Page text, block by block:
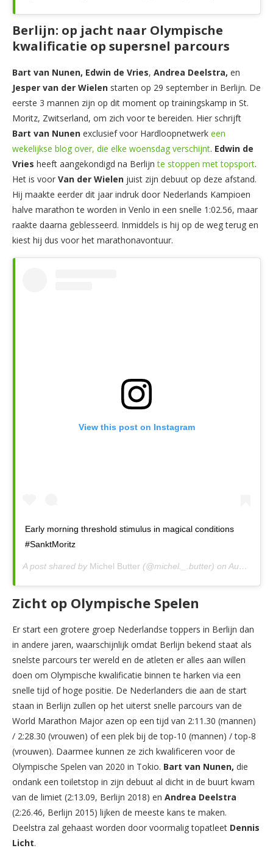
Berlijn: op jacht naar Olympische
kwalificatie op supersnel parcours
Bart van Nunen, Edwin de Vries, Andrea Deelstra, en
Jesper van der Wielen starten op 29 september in Berlijn. De
eerste 3 mannen zijn op dit moment op trainingskamp in St.
Moritz, Zwitserland, om zich voor te bereiden. Hier schrijft
Bart van Nunen exclusief voor Hardloopnetwerk een
wekelijkse blog over, die elke woensdag verschijnt. Edwin de
Vries heeft aangekondigd na Berlijnte stoppen met topsport.
Het is voor Van der Wielen juist zijn debuut op deze afstand.
Hij maakte eerder dit jaar indruk door Nederlands Kampioen
halve marathon te worden in Venlo in een snelle 1:02.56, maar
raakte daarna geblesseerd. Inmiddels is hij op de weg terug en
kiest hij dus voor het marathonavontuur.
View this post on Instagram
Early morning threshold stimulus in magical conditions
#SanktMoritz
A post shared by Michel Butter (@michel._.butter) on Aug 2, 2019 at 12:30pm PDT
Zicht op Olympische Spelen
Er start een grotere groep Nederlandse toppers in Berlijn dan
in andere jaren, waarschijnlijk omdat Berlijn bekend staat als
snelste parcours ter wereld en de atleten er alles aan willen
doen om Olympische kwalificatie binnen te harken via een
snelle tijd of hoge positie. De Nederlanders die aan de start
staan in Berlijn zullen op het uiterst snelle parcours van de
World Marathon Major azen op een tijd van 2:11.30 (mannen)
/ 2:28.30 (vrouwen) of een plek bij de top-10 (mannen) / top-8
(vrouwen). Daarmee kunnen ze zich kwalificeren voor de
Olympische Spelen van 2020 in Tokio. Bart van Nunen, die
ondank een toiletstop in zijn debuut al dicht in de buurt kwam
van de limiet (2:13.09, Berlijn 2018) en Andrea Deelstra
(2:26.46, Berlijn 2015) lijken de meeste kans te maken.
Deelstra zal gehaast worden door voormalig topatleet Dennis
Licht.